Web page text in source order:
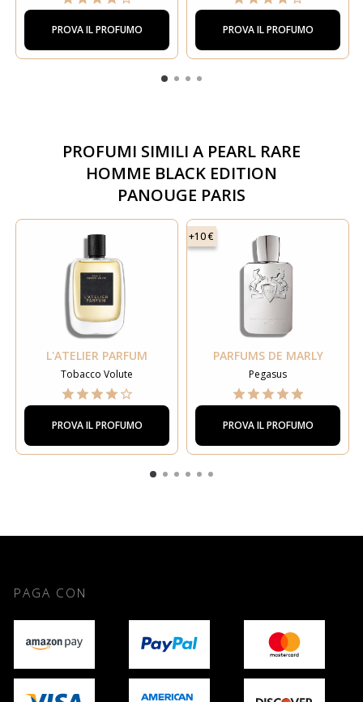
PROVA IL PROFUMO PROVA IL PROFUMO
PROFUMI SIMILI A PEARL RARE
HOMME BLACK EDITION
PANOUGE PARIS
L'ATELIER PARFUM
Tobacco Volute
PROVA IL PROFUMO
+10 €
PARFUMS DE MARLY
Pegasus
PROVA IL PROFUMO
PAGA CON